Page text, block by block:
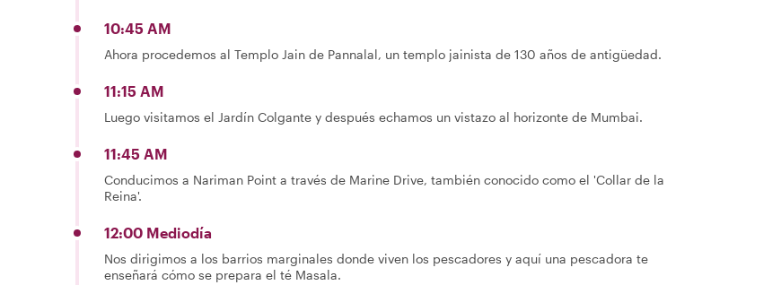
10:45 AM
Ahora procedemos al Templo Jain de Pannalal, un templo jainista de 130 años de antigüedad.
11:15 AM
Luego visitamos el Jardín Colgante y después echamos un vistazo al horizonte de Mumbai.
11:45 AM
Conducimos a Nariman Point a través de Marine Drive, también conocido como el 'Collar de la
Reina'.
12:00 Mediodía
Nos dirigimos a los barrios marginales donde viven los pescadores y aquí una pescadora te
enseñará cómo se prepara el té Masala.